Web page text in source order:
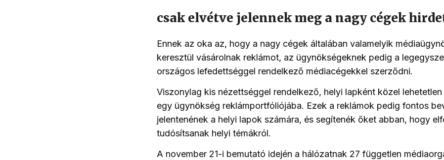
csak elvétve jelennek meg a nagy cégek
Ennek az oka az, hogy a nagy cégek általában valamelyik
keresztül vásárolnak reklámot, az ügynökségeknek pedig a
országos lefedettséggel rendelkező médiacégekkel szerződni.
Viszonylag kis nézettséggel rendelkező, helyi lapként közel
egy ügynökség reklámportfóliójába. Ezek a reklámok pedig fontos
jelentenének a helyi lapok számára, és segítenék őket abban, hogy
tudósítsanak helyi témákról.
A november 21-i bemutató idején a hálózatnak 27 független